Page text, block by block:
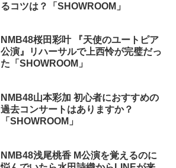
るコツは？「SHOWROOM」
NMB48桜田彩叶 『天使のユートピア
公演』リハーサルで上西怜が完璧だっ
た「SHOWROOM」
NMB48山本彩加 初心者におすすめの
過去コンサートはありますか？
「SHOWROOM」
NMB48浅尾桃香 M公演を覚えるのに